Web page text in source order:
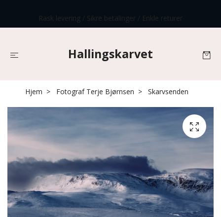
Rask levering / Sikre betalinger / Enkle returer
Hallingskarvet
Hjem Fotograf Terje Bjørnsen Skarvsenden